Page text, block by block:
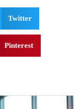
Twitter
Pinterest